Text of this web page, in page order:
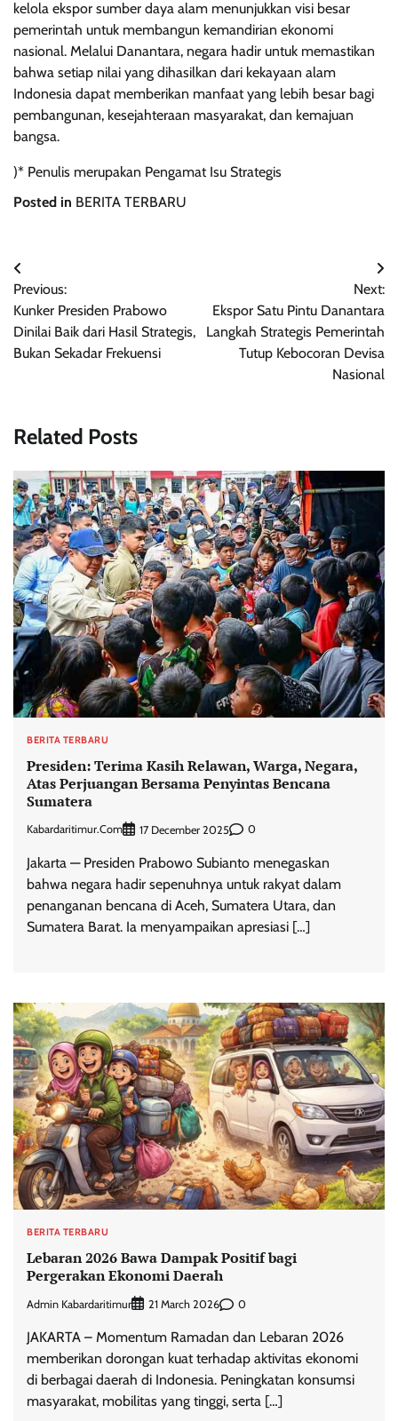
kelola ekspor sumber daya alam menunjukkan visi besar
pemerintah untuk membangun kemandirian ekonomi
nasional. Melalui Danantara, negara hadir untuk memastikan
bahwa setiap nilai yang dihasilkan dari kekayaan alam
Indonesia dapat memberikan manfaat yang lebih besar bagi
pembangunan, kesejahteraan masyarakat, dan kemajuan
bangsa.
)* Penulis merupakan Pengamat Isu Strategis
Posted in BERITA TERBARU
Post
navigation
Previous:
Kunker Presiden Prabowo
Dinilai Baik dari Hasil Strategis,
Bukan Sekadar Frekuensi
Next:
Ekspor Satu Pintu Danantara
Langkah Strategis Pemerintah
Tutup Kebocoran Devisa
Nasional
Related Posts
BERITA TERBARU
Presiden: Terima Kasih Relawan, Warga, Negara,
Atas Perjuangan Bersama Penyintas Bencana
Sumatera
Kabardaritimur.com 17 December 2025 0
Jakarta — Presiden Prabowo Subianto menegaskan
bahwa negara hadir sepenuhnya untuk rakyat dalam
penanganan bencana di Aceh, Sumatera Utara, dan
Sumatera Barat. Ia menyampaikan apresiasi […]
BERITA TERBARU
Lebaran 2026 Bawa Dampak Positif bagi
Pergerakan Ekonomi Daerah
Admin Kabardaritimur 21 March 2026 0
JAKARTA – Momentum Ramadan dan Lebaran 2026
memberikan dorongan kuat terhadap aktivitas ekonomi
di berbagai daerah di Indonesia. Peningkatan konsumsi
masyarakat, mobilitas yang tinggi, serta […]